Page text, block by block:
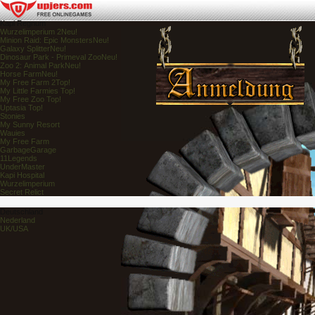
Kapi Regnum
Wurzelimperium 2Neu!
Minion Raid: Epic MonstersNeu!
Galaxy SplitterNeu!
Dinosaur Park - Primeval ZooNeu!
Zoo 2: Animal ParkNeu!
Horse FarmNeu!
My Free Farm 2Top!
My Little Farmies Top!
My Free Zoo Top!
Uptasia Top!
Stonies
My Sunny Resort
Wauies
My Free Farm
GarbageGarage
11Legends
UnderMaster
Kapi Hospital
Wurzelimperium
Secret Relict
Nederland
UK/USA